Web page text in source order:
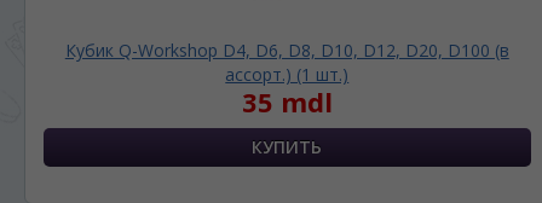
Кубик Q-Workshop D4, D6, D8, D10, D12, D20, D100 (в
ассорт.) (1 шт.)
35 mdl